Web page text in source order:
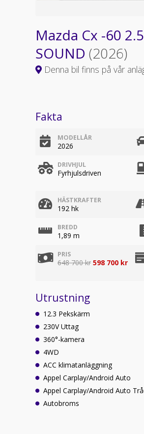
Mazda Cx -60
SOUND (2026)
Denna bil finns på vår
Fakta
MODELLÅR
2026
DRIVHJUL
Fyrhjulsdriven
HÄSTKRAFTER
192 hk
BREDD
1,89 m
PRIS
648 700 kr 598 700 kr
Utrustning
12.3 Pekskärm
230V Uttag
360°-kamera
4WD
ACC klimatanläggning
Appel Carplay/Android Auto
Appel Carplay/Android Auto
Autobroms